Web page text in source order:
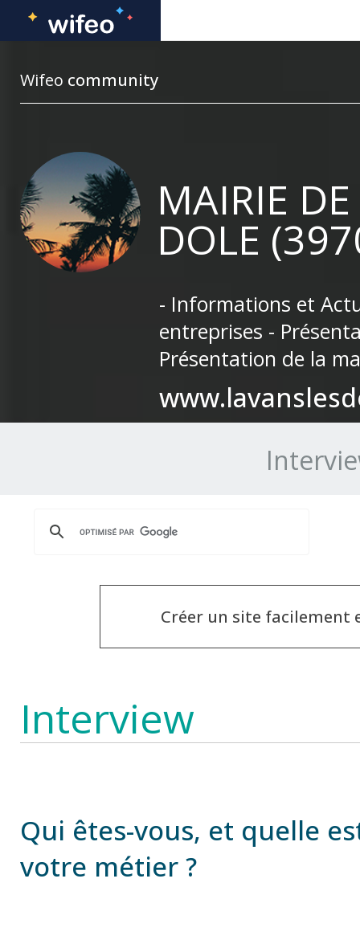
Wifeo community
MAIRIE
DOLE
- Informations et
entreprises -
Présentation de la
Créer un site
Interview
Qui êtes-vous, et quelle
votre métier ?